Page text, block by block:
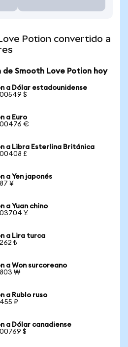
Potion convertido a
de Smooth Love Potion hoy
a Dólar estadounidense
$
a Euro
€
a Libra Esterlina Británica
£
a Yen japonés
¥
a Yuan chino
¥
a Lira turca
₺
a Won surcoreano
₩
a Rublo ruso
₽
a Dólar canadiense
$